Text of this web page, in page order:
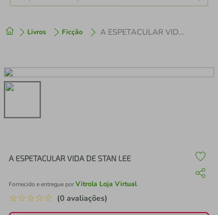
Livros Ficção A ESPETACULAR VIDA DE STAN LEE
A ESPETACULAR VIDA DE STAN LEE
Fornecido e entregue porVitrola Loja Virtual
☆☆☆☆☆ (0 avaliações)
2º cafeteira